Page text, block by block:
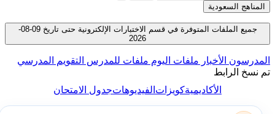
المناهج السعودية
جميع الملفات المتوفرة في قسم الاختبارات الإلكترونية حتى تاريخ 09-08-
2026
المدرسون الأخبار ملفات اليوم ملفات للمدرس التقويم المدرسي
تم نسخ الرابط
الأكاديميةكويزاتالفيديوهاتجدول الامتحان